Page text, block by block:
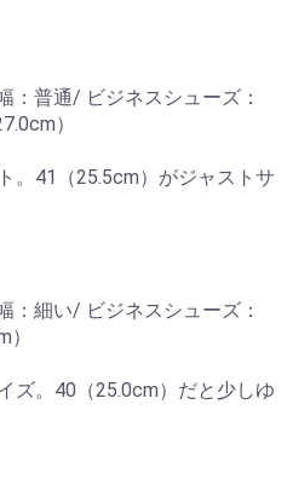
：普通/ ビジネスシューズ：
）
。41（25.5cm）がジャストサ
：細い/ ビジネスシューズ：
ズ。40（25.0cm）だと少しゆ